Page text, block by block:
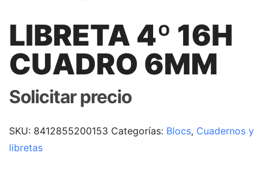
LIBRETA 4º 16H
CUADRO 6MM
Solicitar precio
SKU: 8412855200153 Categorías: Blocs, Cuadernos y
libretas